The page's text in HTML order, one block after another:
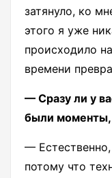
затянуло, ко
этого я уже
происходило
времени
— Сразу ли у
были моменты,
— Естественно,
потому что